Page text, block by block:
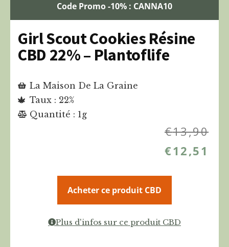
Code Promo -10% : CANNA10
Girl Scout Cookies Résine
CBD 22% – Plantoflife
La Maison De La Graine
Taux : 22%
Quantité : 1g
€13,90
€12,51
Acheter ce produit CBD
Plus d'infos sur ce produit CBD